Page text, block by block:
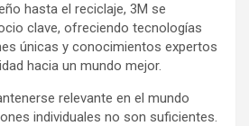
hasta el reciclaje, 3M se
clave, ofreciendo tecnologías
únicas y conocimientos expertos
hacia un mundo mejor.
relevante en el mundo
individuales no son suficientes.